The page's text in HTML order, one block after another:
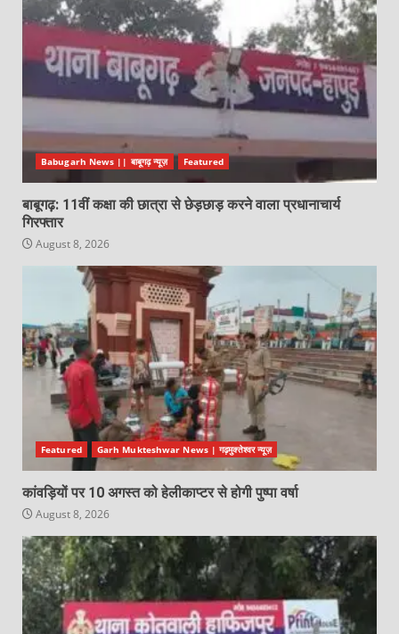
Babugarh News || बाबूगढ़ न्यूज़ Featured
बाबूगढ़: 11वीं कक्षा की छात्रा से छेड़छाड़ करने वाला प्रधानाचार्य
गिरफ्तार
August 8, 2026
Featured Garh Mukteshwar News | गढ़मुक्तेश्वर न्यूज़
कांवड़ियों पर 10 अगस्त को हेलीकाप्टर से होगी पुष्पा वर्षा
August 8, 2026